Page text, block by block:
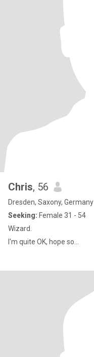
Chris, 56
Dresden, Saxony, Germany
Seeking: Female 31 - 54
Wizard.
I'm quite OK, hope so...